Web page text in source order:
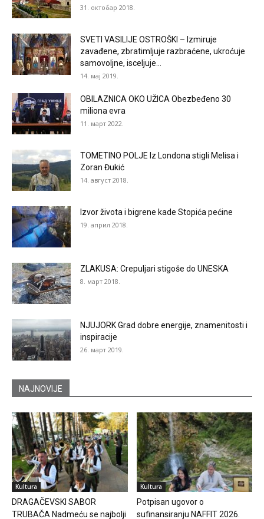
31. октобар 2018.
SVETI VASILIJE OSTROŠKI – Izmiruje
zavađene, zbratimljuje razbraćene, ukroćuje
samovoljne, isceljuje...
14. мај 2019.
OBILAZNICA OKO UŽICA Obezbeđeno 30
miliona evra
11. март 2022.
TOMETINO POLJE Iz Londona stigli Melisa i
Zoran Đukić
14. август 2018.
Izvor života i bigrene kade Stopića pećine
19. април 2018.
ZLAKUSA: Crepuljari stigoše do UNESKA
8. март 2018.
NJUJORK Grad dobre energije, znamenitosti i
inspiracije
26. март 2019.
NAJNOVIJE
Kultura
DRAGAČEVSKI SABOR
TRUBAČA Nadmeću se najbolji
Kultura
Potpisan ugovor o
sufinansiranju NAFFIT 2026.